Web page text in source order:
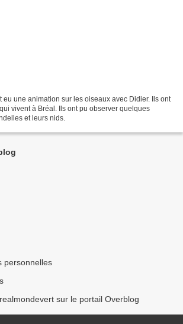
eu une animation sur les oiseaux avec Didier. Ils ont
vivent à Bréal. Ils ont pu observer quelques
et leurs nids.
personnelles
sur le portail Overblog